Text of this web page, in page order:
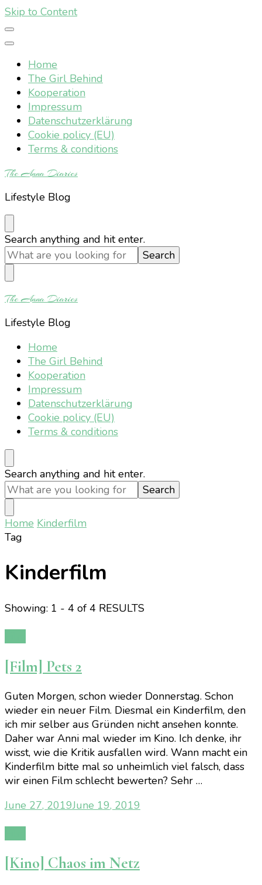
Skip to Content
Home
The Girl Behind
Kooperation
Impressum
Datenschutzerklärung
Cookie policy (EU)
Terms & conditions
The Anna Diaries
Lifestyle Blog
Looking
for
Something?
Search anything and hit enter.
The Anna Diaries
Lifestyle Blog
Home
The Girl Behind
Kooperation
Impressum
Datenschutzerklärung
Cookie policy (EU)
Terms & conditions
Looking
for
Something?
Search anything and hit enter.
Home Kinderfilm
Tag
Kinderfilm
Showing: 1 - 4 of 4 RESULTS
[Film] Pets 2
Guten Morgen, schon wieder Donnerstag. Schon
wieder ein neuer Film. Diesmal ein Kinderfilm, den
ich mir selber aus Gründen nicht ansehen konnte.
Daher war Anni mal wieder im Kino. Ich denke, ihr
wisst, wie die Kritik ausfallen wird. Wann macht ein
Kinderfilm bitte mal so unheimlich viel falsch, dass
wir einen Film schlecht bewerten? Sehr …
June 27, 2019June 19, 2019
[Kino] Chaos im Netz